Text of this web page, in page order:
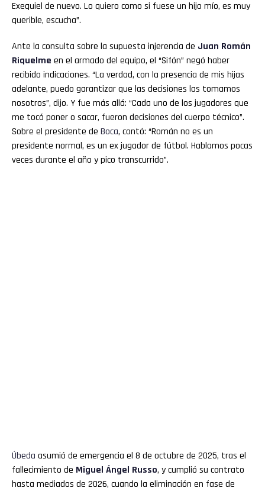
Exequiel de nuevo. Lo quiero como si fuese un hijo mío, es muy
querible, escucha”.
Ante la consulta sobre la supuesta injerencia de Juan Román
Riquelme en el armado del equipo, el “Sifón” negó haber
recibido indicaciones. “La verdad, con la presencia de mis hijas
adelante, puedo garantizar que las decisiones las tomamos
nosotros”, dijo. Y fue más allá: “Cada uno de los jugadores que
me tocó poner o sacar, fueron decisiones del cuerpo técnico”.
Sobre el presidente de Boca, contó: “Román no es un
presidente normal, es un ex jugador de fútbol. Hablamos pocas
veces durante el año y pico transcurrido”.
Úbeda asumió de emergencia el 8 de octubre de 2025, tras el
fallecimiento de Miguel Ángel Russo, y cumplió su contrato
hasta mediados de 2026, cuando la eliminación en fase de